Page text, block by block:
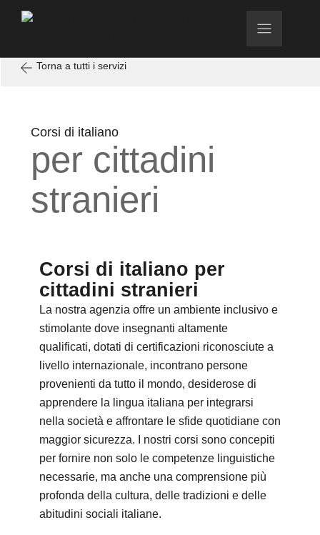
Torna a tutti i servizi
Corsi di italiano
per cittadini
stranieri
Corsi di italiano per
cittadini stranieri
La nostra agenzia offre un ambiente inclusivo e
stimolante dove insegnanti altamente
qualificati, dotati di certificazioni riconosciute a
livello internazionale, incontrano persone
provenienti da tutto il mondo, desiderose di
apprendere la lingua italiana per integrarsi
nella società e affrontare le sfide quotidiane con
maggior sicurezza. I nostri corsi sono concepiti
per fornire non solo le competenze linguistiche
necessarie, ma anche una comprensione più
profonda della cultura, delle tradizioni e delle
abitudini sociali italiane.